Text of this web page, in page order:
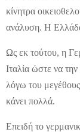
κίνητρα
ανάλυση. Η
Ως εκ τούτου, η
Ιταλία ώστε να
λόγω του
κάνει πολλά.
Επειδή το